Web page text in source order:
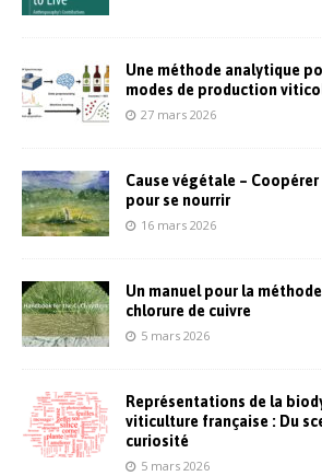
Une méthode analytique
modes de production
27 mars 2026
Cause végétale –
pour se nourrir
16 mars 2026
Un manuel pour la
chlorure de cuivre
5 mars 2026
Représentations de la
viticulture française : Du
curiosité
5 mars 2026